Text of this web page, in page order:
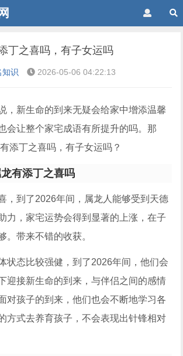
丁之喜吗，有子女运吗
知识 2026-05-06 04:22:13
，新生命的到来无疑会给家中增添温馨
会让整个家宅成语有所提升的吗。那
添丁之喜吗，有子女运吗？
有添丁之喜吗
，到了2026年间，属龙人能够受到天德
力，家宅运势会得到显著的上涨，在子
。带来不错的收获。
状态比较强健，到了2026年间，他们会
迎接新生命的到来，与伴侣之间的感情
对孩子的到来，他们也会不断地学习各
方式去养育孩子，不会表现出针锋相对